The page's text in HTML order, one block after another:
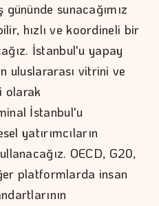
sunacağımız
hızlı ve koordineli bir
İstanbul'u yapay
uluslararası vitrini ve
olarak
İstanbul'u
yatırımcıların
OECD, G20,
platformlarda insan